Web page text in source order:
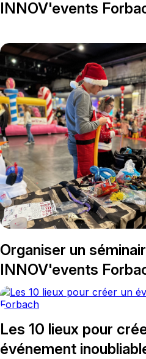
INNOV'events
Organiser un
INNOV'events
Les 10 lieux pour
événement